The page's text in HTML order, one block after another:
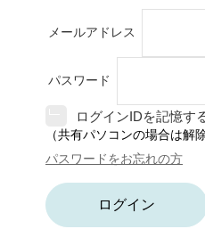
メールアドレス
パスワード
ログインIDを記憶す
（共有パソコンの場合は解
パスワードをお忘れの方
ログイン